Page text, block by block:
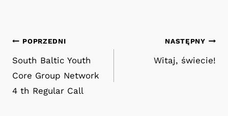
Nawigacja
wpisu
POPRZEDNI
South Baltic Youth
Core Group Network
4 th Regular Call
NASTĘPNY
Witaj, świecie!